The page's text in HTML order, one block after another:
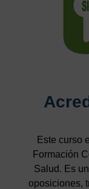
Este curso
Formación
Salud. Es
oposiciones,